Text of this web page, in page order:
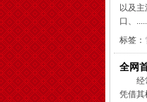
以及
口、
标签：
全网
经
凭借其